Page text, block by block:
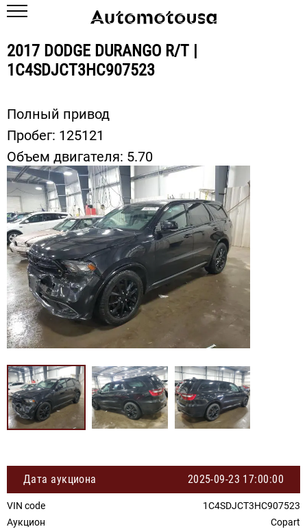
2017 DODGE DURANGO R/T |
1C4SDJCT3HC907523
Полный привод
Пробег: 125121
Объем двигателя: 5.70
Дата аукциона 2025-09-23 17:00:00
VIN code
1C4SDJCT3HC907523
Аукцион
Copart